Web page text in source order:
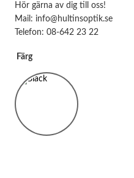
Hör gärna av dig till oss!
Mail: info@hultinsoptik.se
Telefon: 08-642 23 22
Färg